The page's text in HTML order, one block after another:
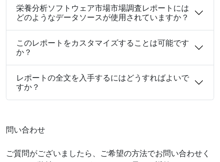
栄養分析ソフトウェア市場市場調査レポートには
どのようなデータソースが使用されていますか？
このレポートをカスタマイズすることは可能です
か？
レポートの全文を入手するにはどうすればよいで
すか？
問い合わせ
ご質問がございましたら、ご希望の方法でお問い合わせく